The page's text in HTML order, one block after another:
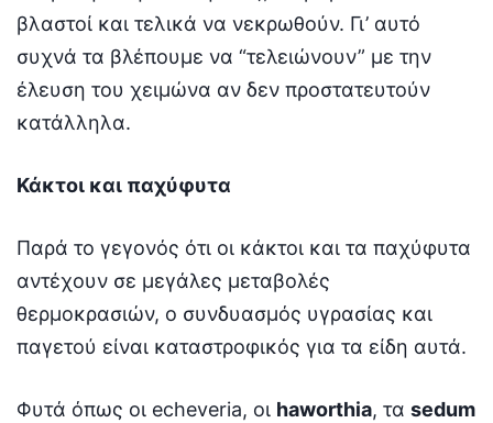
βλαστοί και τελικά να νεκρωθούν. Γι’ αυτό
συχνά τα βλέπουμε να “τελειώνουν” με την
έλευση του χειμώνα αν δεν προστατευτούν
κατάλληλα.
Κάκτοι και παχύφυτα
Παρά το γεγονός ότι οι κάκτοι και τα παχύφυτα
αντέχουν σε μεγάλες μεταβολές
θερμοκρασιών, ο συνδυασμός υγρασίας και
παγετού είναι καταστροφικός για τα είδη αυτά.
Φυτά όπως οι echeveria, οι haworthia, τα sedum